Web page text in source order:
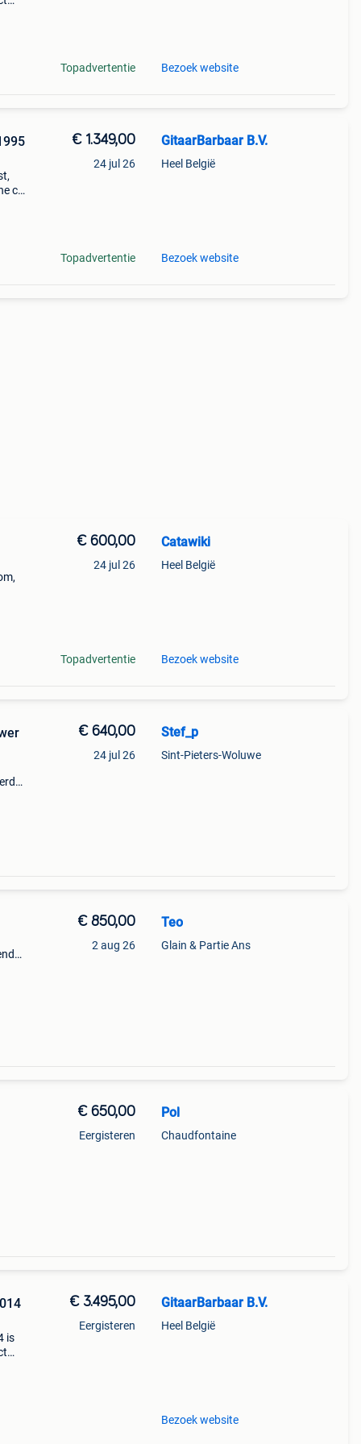
Topadvertentie Bezoek website
c-
€ 1.349,00
24 jul 26
Topadvertentie
GitaarBarbaar B.V.
Heel België
Bezoek website
€ 600,00
24 jul 26
Topadvertentie
Catawiki
Heel België
Bezoek website
€ 640,00
24 jul 26
Stef_p
Sint-Pieters-Woluwe
€ 850,00
2 aug 26
Teo
Glain & Partie Ans
€ 650,00
Eergisteren
Pol
Chaudfontaine
is
€ 3.495,00
Eergisteren
GitaarBarbaar B.V.
Heel België
Bezoek website